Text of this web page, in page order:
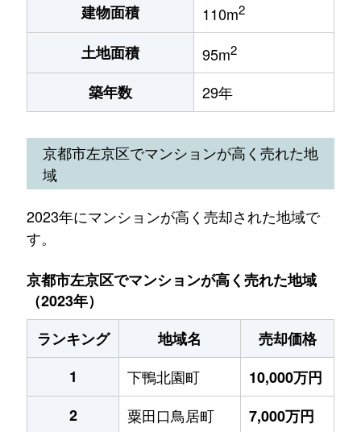
建物面積 110m2
土地面積 95m2
築年数 29年
京都市左京区でマンションが高く売れた地
域
2023年にマンションが高く売却された地域で
す。
京都市左京区でマンションが高く売れた地域
（2023年）
ランキング
地域名
売却価格
1
下鴨北園町
10,000万円
2
粟田口鳥居町
7,000万円